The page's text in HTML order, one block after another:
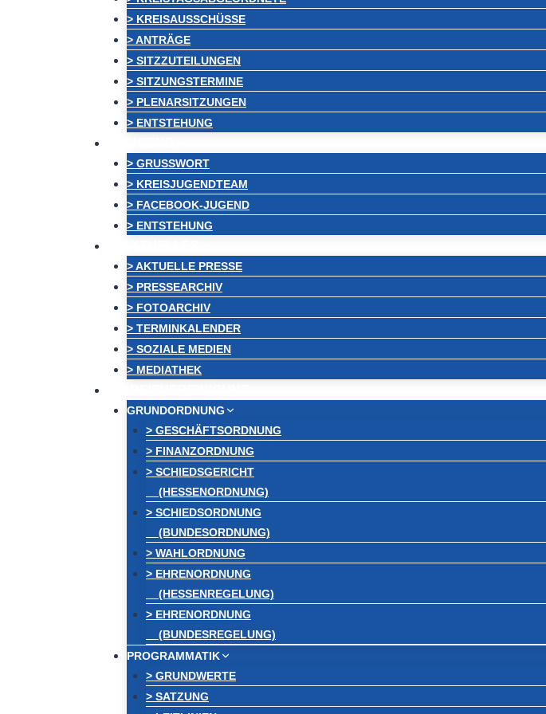
> KREISAUSSCHÜSSE
> ANTRÄGE
> SITZZUTEILUNGEN
> SITZUNGSTERMINE
> PLENARSITZUNGEN
> ENTSTEHUNG
> GRUSSWORT
> KREISJUGENDTEAM
> FACEBOOK-JUGEND
> ENTSTEHUNG
> AKTUELLE PRESSE
> PRESSEARCHIV
> FOTOARCHIV
> TERMINKALENDER
> SOZIALE MEDIEN
> MEDIATHEK
GRUNDORDNUNG
> GESCHÄFTSORDNUNG
> FINANZORDNUNG
> SCHIEDSGERICHT
(HESSENORDNUNG)
> SCHIEDSORDNUNG
(BUNDESORDNUNG)
> WAHLORDNUNG
> EHRENORDNUNG
(HESSENREGELUNG)
> EHRENORDNUNG
(BUNDESREGELUNG)
PROGRAMMATIK
> GRUNDWERTE
> SATZUNG